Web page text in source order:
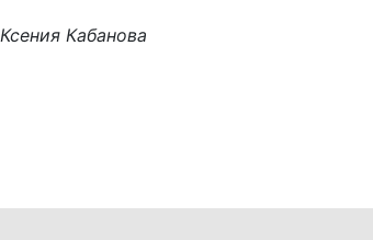
Ксения Кабанова